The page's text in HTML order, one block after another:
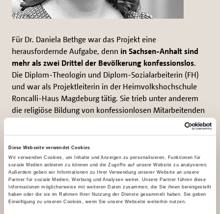
Diese Webseite verwendet Cookies
Wir verwenden Cookies, um Inhalte und Anzeigen zu personalisieren, Funktionen für
soziale Medien anbieten zu können und die Zugriffe auf unsere Website zu analysieren.
Außerdem geben wir Informationen zu Ihrer Verwendung unserer Website an unsere
Partner für soziale Medien, Werbung und Analysen weiter. Unsere Partner führen diese
Informationen möglicherweise mit weiteren Daten zusammen, die Sie ihnen bereitgestellt
haben oder die sie im Rahmen Ihrer Nutzung der Dienste gesammelt haben. Sie geben
Einwilligung zu unseren Cookies, wenn Sie unsere Webseite weiterhin nutzen.
Für Dr. Daniela Bethge war das Projekt eine
herausfordernde Aufgabe, denn in Sachsen-Anhalt sind
mehr als zwei Drittel der Bevölkerung konfessionslos.
Die Diplom-Theologin und Diplom-Sozialarbeiterin (FH)
und war als Projektleiterin in der Heimvolkshochschule
Roncalli-Haus Magdeburg tätig. Sie trieb unter anderem
die religiöse Bildung von konfessionlosen Mitarbeitenden
bei kirchlichen Trägern, die Forbildung mit Schwerpunkt
Ökumene-3-Praxis für Diakone und Angebote für
religionsfreie Paare sowie Freizeitangebote mit religiösen
Anteilen voran. Kinobabende mit ausgewählten Filmen
ermöglichten anschliessend Diskussionen über christliche
Themen zwischen Menschen mit und ohne Konfession.
Projekt mit Nachhaltigkeit